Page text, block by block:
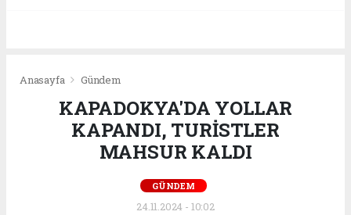
Anasayfa Gündem
KAPADOKYA'DA YOLLAR
KAPANDI, TURİSTLER
MAHSUR KALDI
GÜNDEM
24.11.2024 - 10:02